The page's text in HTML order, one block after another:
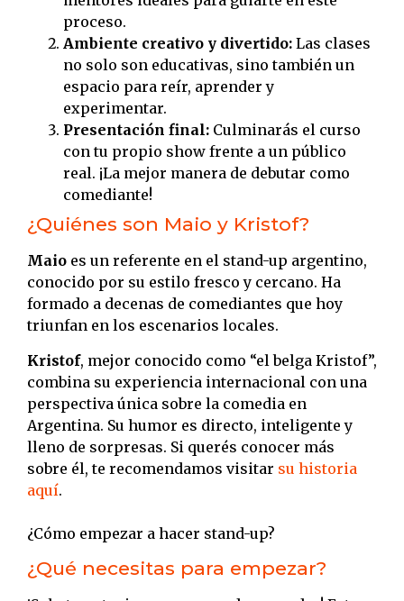
proceso.
Ambiente creativo y divertido: Las clases
no solo son educativas, sino también un
espacio para reír, aprender y
experimentar.
Presentación final: Culminarás el curso
con tu propio show frente a un público
real. ¡La mejor manera de debutar como
comediante!
¿Quiénes son Maio y Kristof?
Maio es un referente en el stand-up argentino,
conocido por su estilo fresco y cercano. Ha
formado a decenas de comediantes que hoy
triunfan en los escenarios locales.
Kristof, mejor conocido como “el belga Kristof”,
combina su experiencia internacional con una
perspectiva única sobre la comedia en
Argentina. Su humor es directo, inteligente y
lleno de sorpresas. Si querés conocer más
sobre él, te recomendamos visitar su historia
aquí.
¿Cómo empezar a hacer stand-up?
¿Qué necesitas para empezar?